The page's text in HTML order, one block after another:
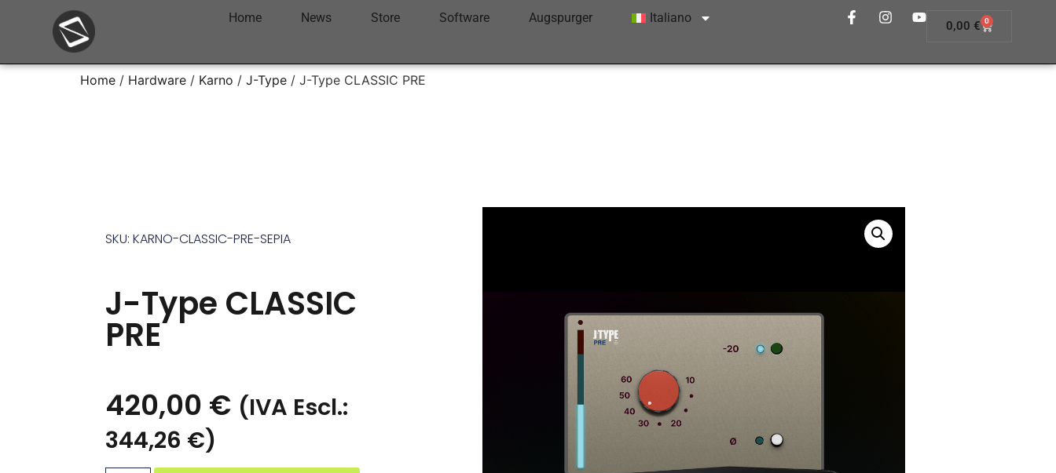
Home News Store Software Augspurger Italiano
0,00€ 0
Home / Hardware / Karno / J-Type / J-Type CLASSIC PRE
SKU: KARNO-CLASSIC-PRE-SEPIA
J-Type CLASSIC
PRE
420,00 € (IVA Escl.:
344,26 €)